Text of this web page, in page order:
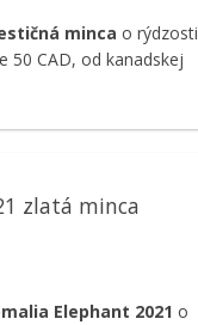
mincao rýdzosti
50 CAD, od kanadskej
zlatá minca
Elephant 2021 o